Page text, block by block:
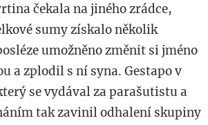
čekala na jiného zrádce,
sumy získalo několik
umožněno změnit si jméno
a zplodil s ní syna. Gestapo v
se vydával za parašutistu a
tak zavinil odhalení skupiny